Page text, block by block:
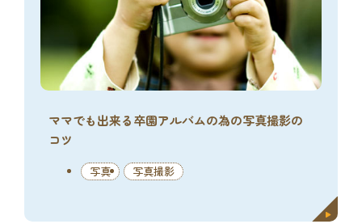
ママでも出来る卒園アルバムの為の写真撮影の
コツ
写真 写真撮影